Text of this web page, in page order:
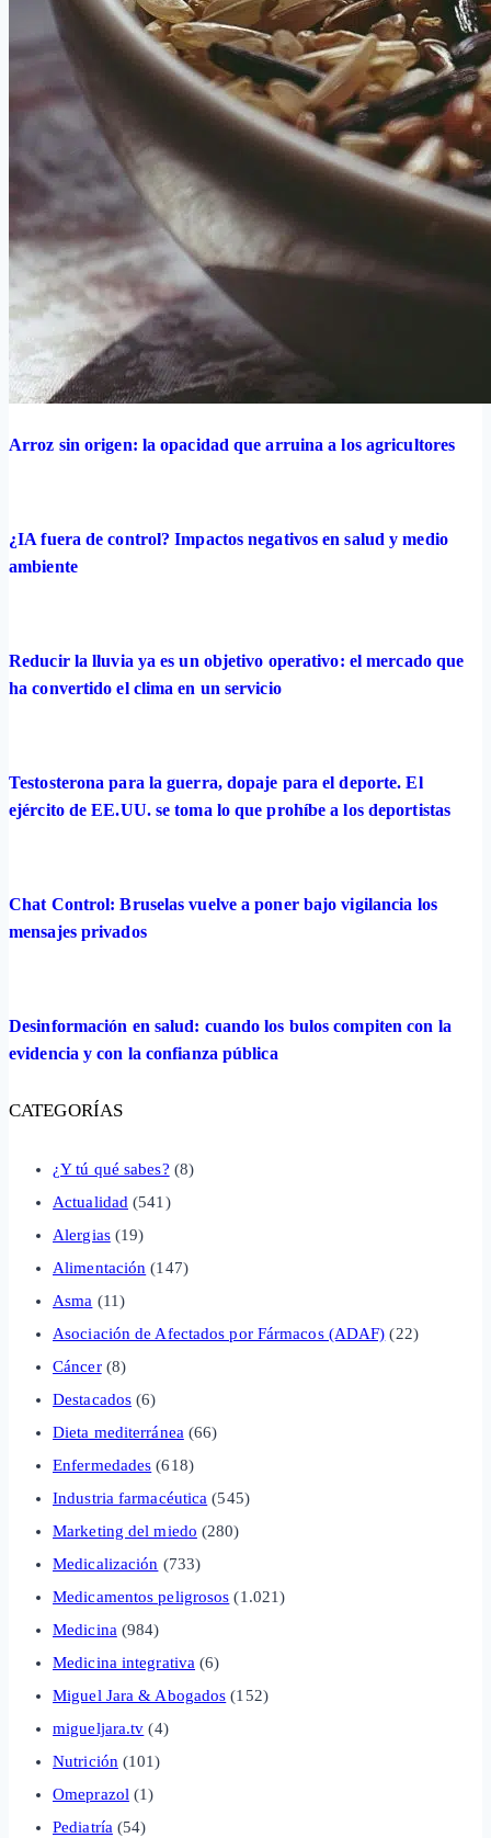
Arroz sin origen: la opacidad que arruina a los agricultores
¿IA fuera de control? Impactos negativos en salud y medio
ambiente
Reducir la lluvia ya es un objetivo operativo: el mercado que
ha convertido el clima en un servicio
Testosterona para la guerra, dopaje para el deporte. El
ejército de EE.UU. se toma lo que prohíbe a los deportistas
Chat Control: Bruselas vuelve a poner bajo vigilancia los
mensajes privados
Desinformación en salud: cuando los bulos compiten con la
evidencia y con la confianza pública
CATEGORÍAS
¿Y tú qué sabes? (8)
Actualidad (541)
Alergias(19)
Alimentación (147)
Asma (11)
Asociación de Afectados por Fármacos (ADAF) (22)
Cáncer(8)
Destacados (6)
Dieta mediterránea(66)
Enfermedades (618)
Industria farmacéutica (545)
Marketing del miedo (280)
Medicalización (733)
Medicamentos peligrosos (1.021)
Medicina(984)
Medicina integrativa (6)
Miguel Jara & Abogados (152)
migueljara.tv (4)
Nutrición(101)
Omeprazol(1)
Pediatría(54)